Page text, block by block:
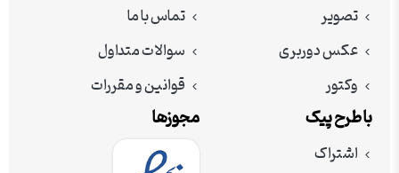
تصویر
عکس دوربری
وکتور
تماس با ما
سوالات متداول
قوانین و مقررات
با طرح پیک
اشتراک
مجوزها